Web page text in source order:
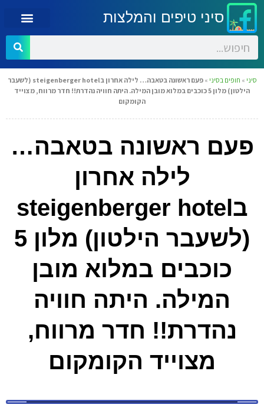
סיני טיפים והמלצות
סיני » חופים בסיני »
פעם ראשונה בטאבה… לילה אחרון בsteigenberger hotel (לשעבר
הילטון) מלון 5 כוכבים במלוא מובן המילה. היתה חוויה נהדרת!! חדר מרווח, מצוייד
הקומקום
פעם ראשונה בטאבה…
לילה אחרון
בsteigenberger hotel
(לשעבר הילטון) מלון 5
כוכבים במלוא מובן
המילה. היתה חוויה
נהדרת!! חדר מרווח,
מצוייד הקומקום